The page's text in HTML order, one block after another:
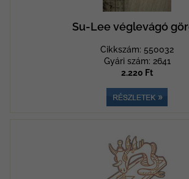
Su-Lee véglevágó
Cikkszám: 550032
Gyári szám: 2641
2.220 Ft